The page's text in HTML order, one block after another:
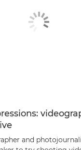
and